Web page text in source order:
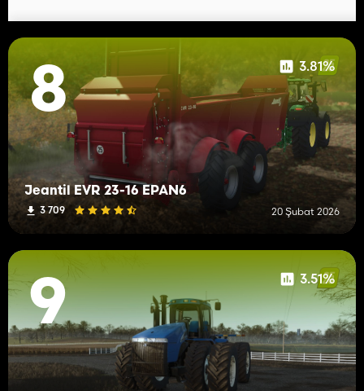
8 3.81%
Jeantil EVR 23-16 EPAN6
3 709 20 Şubat 2026
9 3.51%